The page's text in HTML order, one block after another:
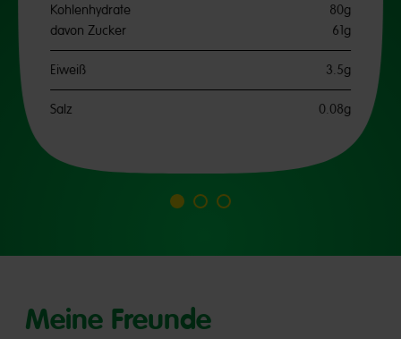
Kohlenhydrate
80g
davon Zucker
61g
Eiweiß 3.5g
Salz 0.08g
Go
1
Go
2
Go
3
Meine Freunde